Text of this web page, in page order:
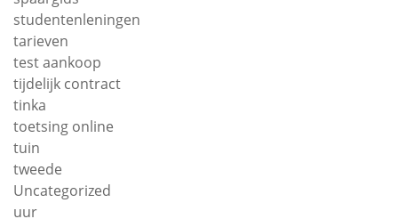
studentenleningen
tarieven
test aankoop
tijdelijk contract
tinka
toetsing online
tuin
tweede
Uncategorized
uur